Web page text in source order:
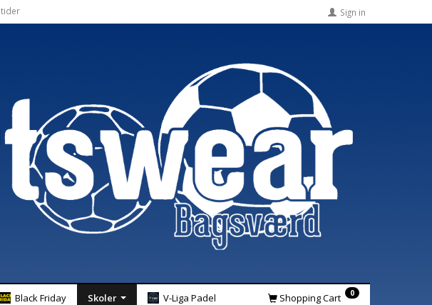
Sign in
Black Friday Skoler V-Liga Padel Shopping Cart 0